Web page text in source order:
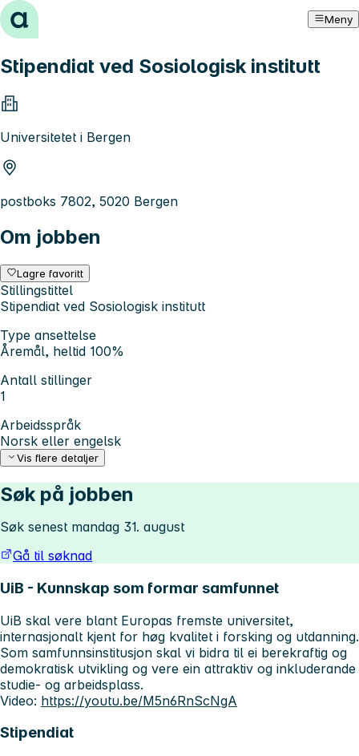
Hopp til innhold Meny
Stipendiat ved Sosiologisk institutt
Universitetet i Bergen
postboks 7802, 5020 Bergen
Om jobben
Lagre favoritt
Stillingstittel
Stipendiat ved Sosiologisk institutt
Type ansettelse
Åremål, heltid 100%
Antall stillinger
1
Arbeidsspråk
Norsk eller engelsk
Vis flere detaljer
Søk på jobben
Søk senest mandag 31. august
Gå til søknad
UiB - Kunnskap som formar samfunnet
UiB skal vere blant Europas fremste universitet,
internasjonalt kjent for høg kvalitet i forsking og utdanning.
Som samfunnsinstitusjon skal vi bidra til ei berekraftig og
demokratisk utvikling og vere ein attraktiv og inkluderande
studie- og arbeidsplass.
Video: https://youtu.be/M5n6RnScNgA
Stipendiat